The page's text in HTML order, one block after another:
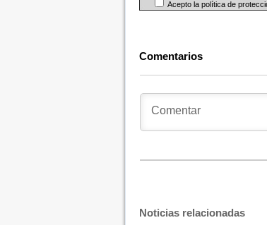
Acepto la política de
Comentarios
Noticias relacionadas